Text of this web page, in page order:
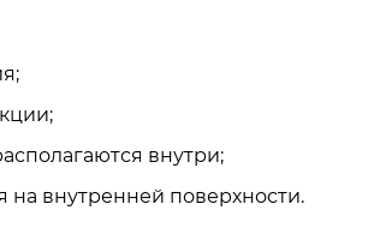
внутри;
на внутренней поверхности.